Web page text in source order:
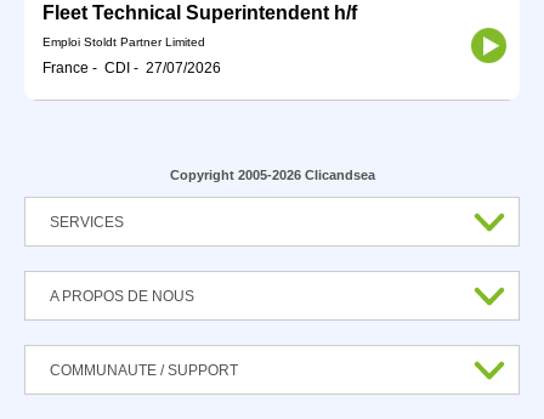
Fleet Technical Superintendent h/f
Emploi Stoldt Partner Limited
France - CDI - 27/07/2026
Copyright 2005-2026 Clicandsea
SERVICES
A PROPOS DE NOUS
COMMUNAUTE / SUPPORT